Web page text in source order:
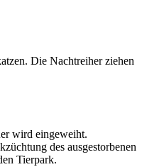
Die Nachtreiher ziehen
wird eingeweiht.
des ausgestorbenen
Tierpark.